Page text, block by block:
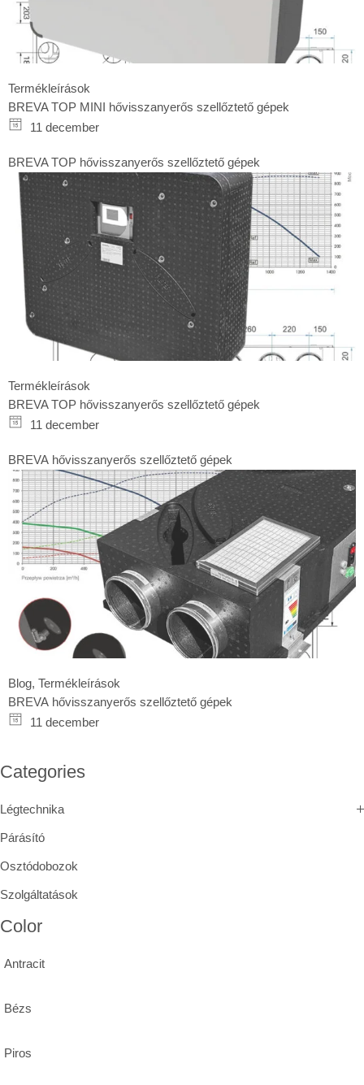
Termékleírások
BREVA TOP MINI hővisszanyerős szellőztető gépek
11 december
BREVA TOP hővisszanyerős szellőztető gépek
Termékleírások
BREVA TOP hővisszanyerős szellőztető gépek
11 december
BREVA hővisszanyerős szellőztető gépek
Blog, Termékleírások
BREVA hővisszanyerős szellőztető gépek
11 december
Categories
Légtechnika
Párásító
Osztódobozok
Szolgáltatások
Color
Antracit
Bézs
Piros